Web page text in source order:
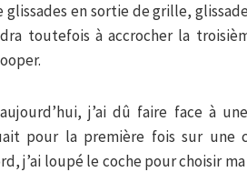
en sortie de grille,
toutefois à accrocher la
j’ai dû faire face à
pour la première fois sur une
j’ai loupé le coche pour choisir